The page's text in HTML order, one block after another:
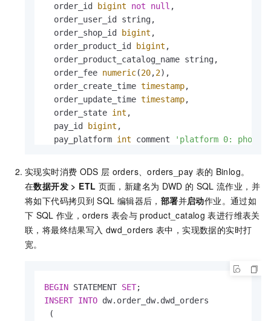
  order_id
bigint not null ,
  order_user_id string,
  order_shop_id
bigint ,
  order_product_id
bigint ,
  order_product_catalog_name string,
  order_fee
numeric(20,2),
  order_create_time
timestamp,
  order_update_time
timestamp,
  order_state
int ,
  pay_id
bigint ,
  pay_platform
int comment
'platform 0:
PRIMARY
ENFORCED
-- 支持通过catalog修改Hologres物理表属性。
ALTER TABLE dw.order_dw.dwd_orders SET (
'table_property.binlog.ttl' = '604800' --修改
);
实现实时消费 ODS 层 orders、orders_pay 表的 Binlog。
在数据开发 > ETL 页面，新建名为 DWD 的 SQL 流作业，并
将如下代码拷贝到 SQL 编辑器后， 部署并启动作业。通过如
下 SQL 作业，orders 表会与 product_catalog 表进行维表关
联，将最终结果写入 dwd_orders 表中，实现数据的实时打
宽。
BEGIN STATEMENT SET
INSERT INTO dw.order_dw.dwd_orders
(